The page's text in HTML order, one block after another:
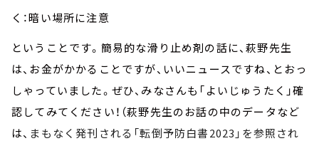
く：暗い場所に注意
ということです。簡易的な滑り止め剤の話に、萩野先生
は、お金がかかることですが、いいニュースですね、とおっ
しゃっていました。ぜひ、みなさんも「よいじゅうたく」確
認してみてください！（萩野先生のお話の中のデータなど
は、 まもなく発刊される「転倒予防白書2023」を参照され